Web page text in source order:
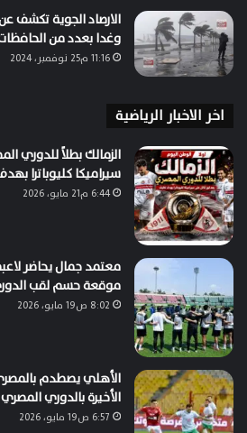
الارصاد الجوية تكشف
وغدا بعدد من
11:16 م25 نوفمبر، 2024
اخر الاخبار الرياضية
الزمالك بطلاً للدوري
سيراميكا كليوباترا
6:44 م21 مايو، 2026
معتمد جمال يحاضر
موقعة حسم لقب
8:02 ص19 مايو، 2026
الأهلي يصطدم
الأخيرة بالدوري
6:57 ص19 مايو، 2026